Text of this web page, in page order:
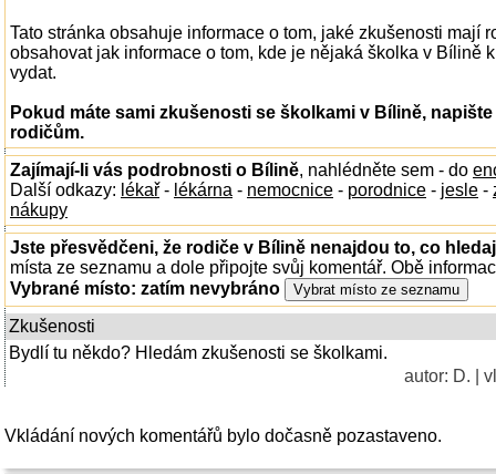
Tato stránka obsahuje informace o tom, jaké zkušenosti mají
obsahovat jak informace o tom, kde je nějaká školka v Bílině
vydat.
Pokud máte sami zkušenosti se školkami v Bílině,
rodičům.
Zajímají-li vás podrobnosti o Bílině, nahlédněte sem - do
Další odkazy: lékař - lékárna - nemocnice - porodnice - jesle -
nákupy
Jste přesvědčeni, že rodiče v Bílině nenajdou to, co
místa ze seznamu a dole připojte svůj komentář. Obě
Vybrané místo: zatím nevybráno
Zkušenosti
Bydlí tu někdo? Hledám zkušenosti se školkami.
autor: D. |
Vkládání nových komentářů bylo dočasně pozastaveno.